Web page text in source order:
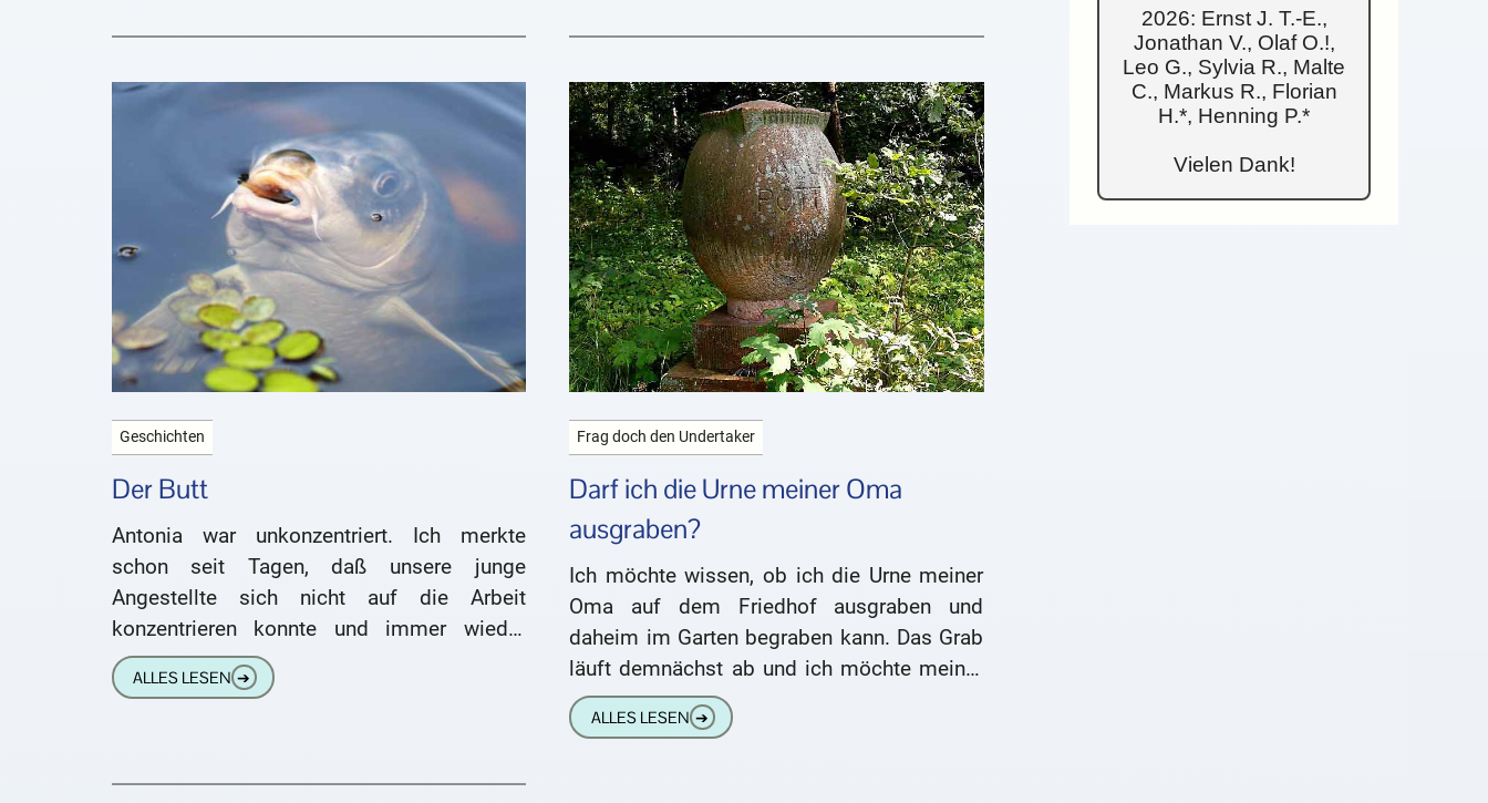
Geschichten
Der Butt
Antonia war unkonzentriert. Ich merkte
schon seit Tagen, daß unsere junge
Angestellte sich nicht auf die Arbeit
konzentrieren konnte und immer wieder
ihren Gedanken nachhing. So hatte ich sie
beispielsweise
ALLES LESEN ➔
Frag doch den Undertaker
Darf ich die Urne meiner Oma
ausgraben?
Ich möchte wissen, ob ich die Urne meiner
Oma auf dem Friedhof ausgraben und
daheim im Garten begraben kann. Das Grab
läuft demnächst ab und ich möchte meiner
Oma eine
ALLES LESEN ➔
2026: Ernst J. T.-E.,
Jonathan V., Olaf O.!,
Leo G., Sylvia R., Malte
C., Markus R., Florian
H.*, Henning P.*
Vielen Dank!